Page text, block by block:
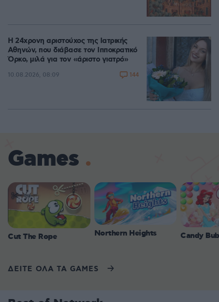
Η 24χρονη αριστούχος της Ιατρικής
Αθηνών, που διάβασε τον Ιπποκρατικό
Όρκο, μιλά για τον «άριστο γιατρό»
10.08.2026, 08:09 144
Games
Cut The Rope Northern Heights Candy
ΔΕΙΤΕ ΟΛΑ ΤΑ GAMES